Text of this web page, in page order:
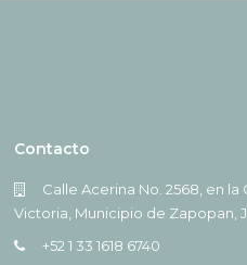
Contacto
Calle Acerina No. 2568, en
Victoria, Municipio de Zapopan,
+52 1 33 1618 6740